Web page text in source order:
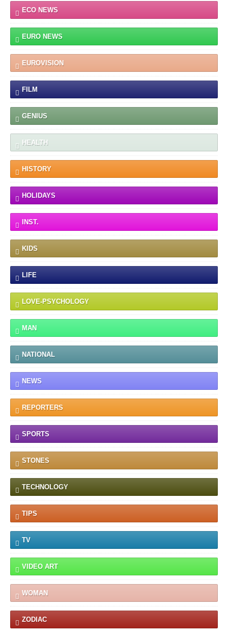
ECO NEWS
EURO NEWS
EUROVISION
FILM
GENIUS
HEALTH
HISTORY
HOLIDAYS
INST.
KIDS
LIFE
LOVE-PSYCHOLOGY
MAN
NATIONAL
NEWS
REPORTERS
SPORTS
STONES
TECHNOLOGY
TIPS
TV
VIDEO ART
WOMAN
ZODIAC